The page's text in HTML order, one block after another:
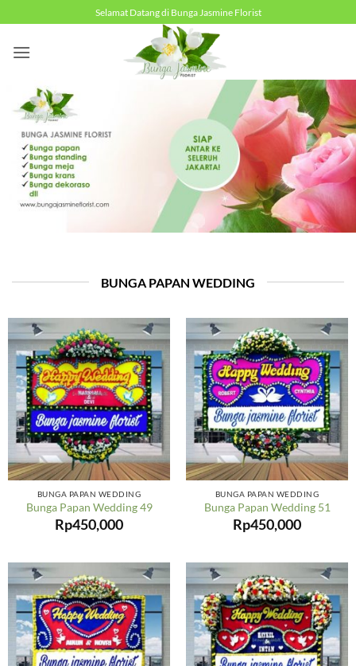
to
content
Selamat Datang di Bunga Jasmine Florist
BUNGA PAPAN WEDDING
BUNGA PAPAN WEDDING
Bunga Papan Wedding 49
Rp450,000
BUNGA PAPAN WEDDING
Bunga Papan Wedding 51
Rp450,000